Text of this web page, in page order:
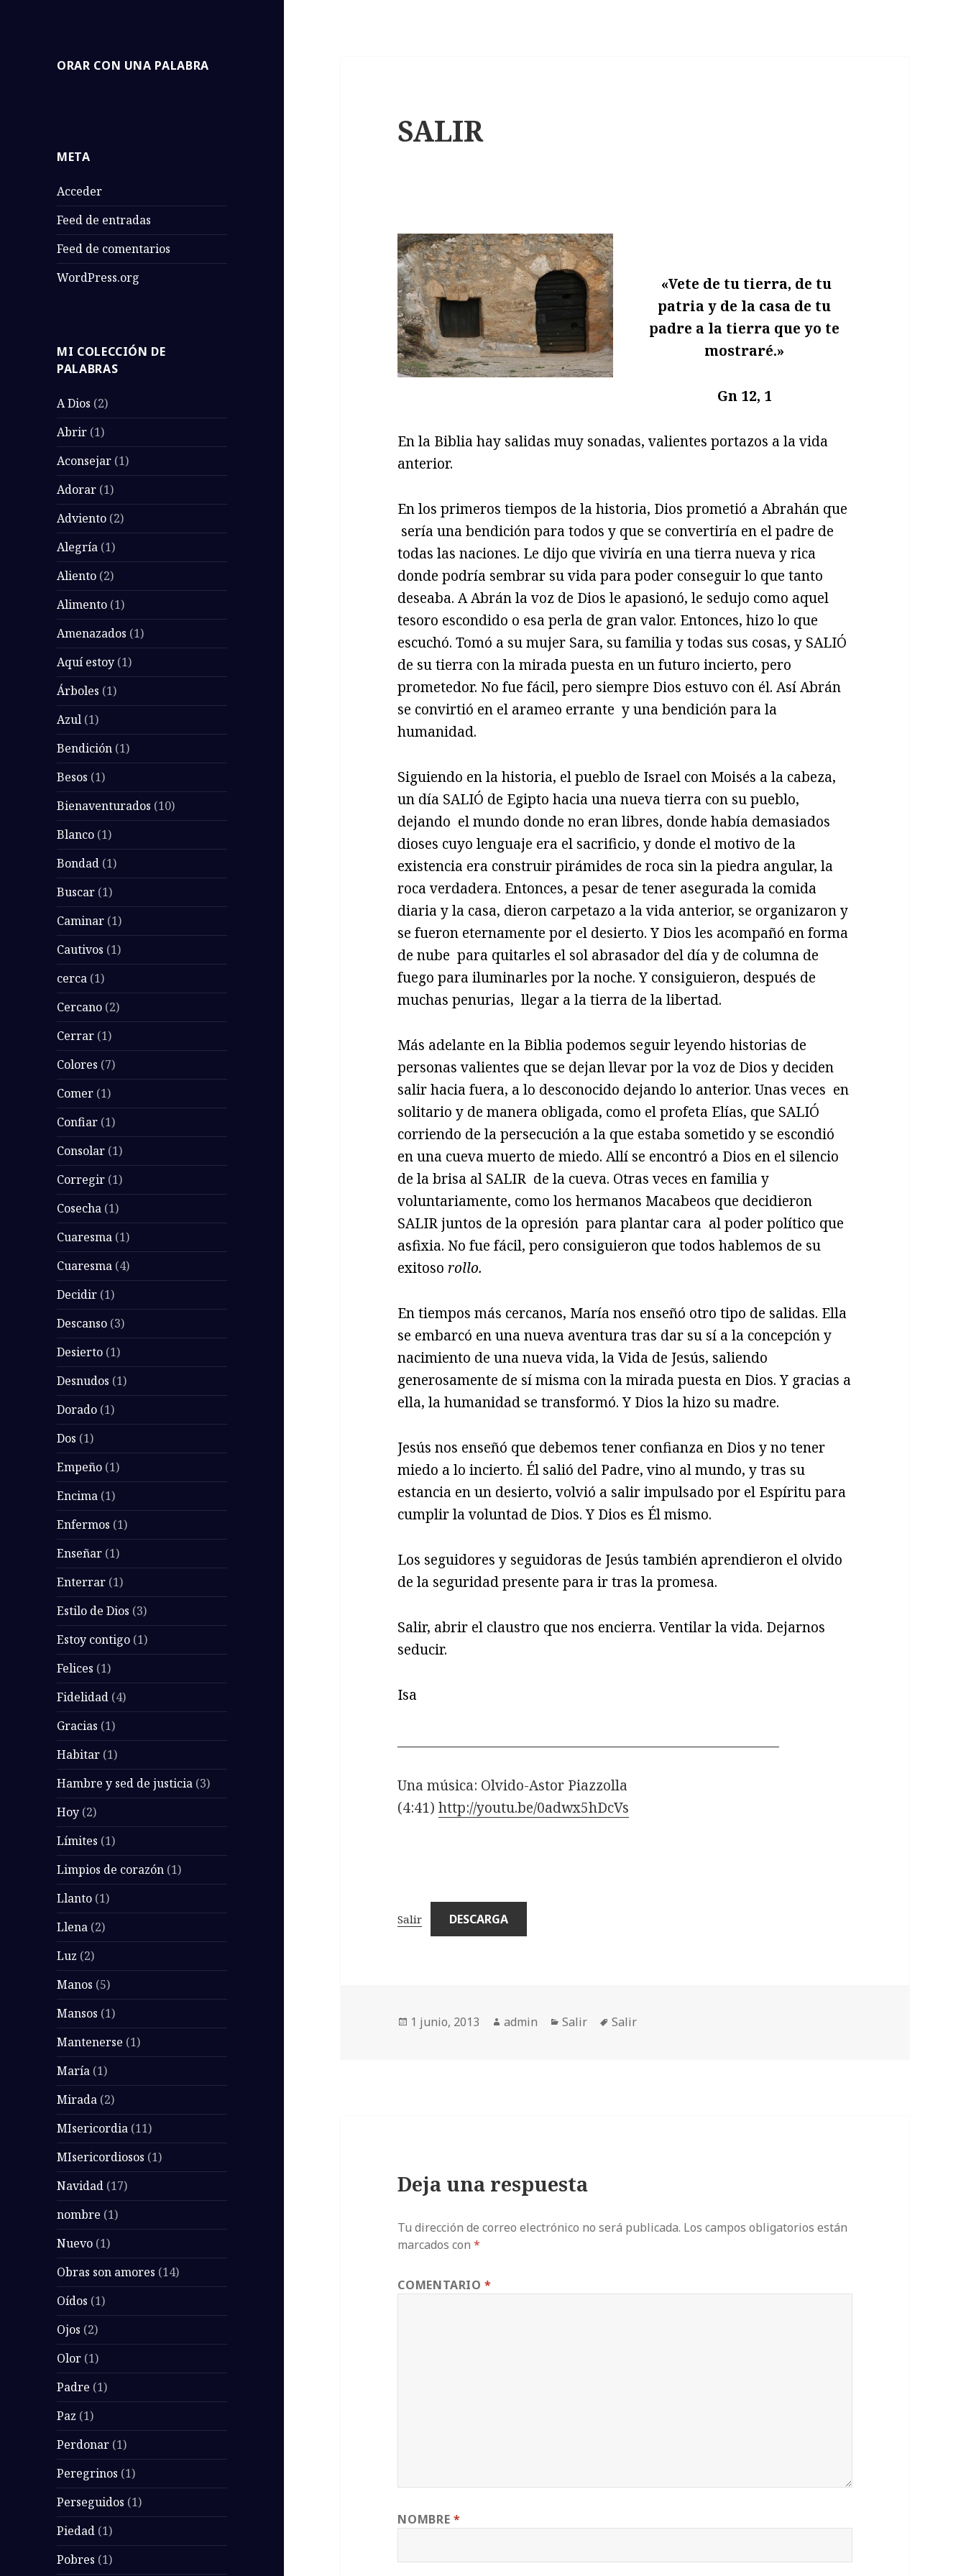
Orar con una
Una Palabra de la Biblia para
ORAR CON UNA PALABRA
META
Acceder
Feed de entradas
Feed de comentarios
WordPress.org
MI COLECCIÓN DE
PALABRAS
A Dios (2)
Abrir (1)
Aconsejar (1)
Adorar (1)
Adviento (2)
Alegría (1)
Aliento (2)
Alimento (1)
Amenazados (1)
Aquí estoy (1)
Árboles (1)
Azul (1)
Bendición (1)
Besos (1)
Bienaventurados (10)
Blanco (1)
Bondad (1)
Buscar (1)
Caminar (1)
Cautivos (1)
cerca (1)
Cercano (2)
Cerrar (1)
Colores (7)
Comer (1)
Confiar (1)
Consolar (1)
Corregir (1)
Cosecha (1)
Cuaresma (1)
Cuaresma (4)
Decidir (1)
Descanso (3)
Desierto (1)
Desnudos (1)
Dorado (1)
Dos (1)
Empeño (1)
Encima (1)
Enfermos (1)
Enseñar (1)
Enterrar (1)
Estilo de Dios (3)
Estoy contigo (1)
Felices (1)
Fidelidad (4)
Gracias (1)
Habitar (1)
Hambre y sed de justicia (3)
Hoy (2)
Límites (1)
Limpios de corazón (1)
Llanto (1)
Llena (2)
Luz (2)
Manos (5)
Mansos (1)
Mantenerse (1)
María (1)
Mirada (2)
MIsericordia (11)
MIsericordiosos (1)
Navidad (17)
nombre (1)
Nuevo (1)
Obras son amores (14)
Oídos (1)
Ojos (2)
Olor (1)
Padre (1)
Paz (1)
Perdonar (1)
Peregrinos (1)
Perseguidos (1)
Piedad (1)
Pobres (1)
SALIR
«Vete de tu tierra, de tu
patria y de la casa de tu
padre a la tierra que yo te
mostraré.»
Gn 12, 1
En la Biblia hay salidas muy sonadas, valientes portazos a la vida
anterior.
En los primeros tiempos de la historia, Dios prometió a Abrahán que
sería una bendición para todos y que se convertiría en el padre de
todas las naciones. Le dijo que viviría en una tierra nueva y rica
donde podría sembrar su vida para poder conseguir lo que tanto
deseaba. A Abrán la voz de Dios le apasionó, le sedujo como aquel
tesoro escondido o esa perla de gran valor. Entonces, hizo lo que
escuchó. Tomó a su mujer Sara, su familia y todas sus cosas, y SALIÓ
de su tierra con la mirada puesta en un futuro incierto, pero
prometedor. No fue fácil, pero siempre Dios estuvo con él. Así Abrán
se convirtió en el arameo errante y una bendición para la
humanidad.
Siguiendo en la historia, el pueblo de Israel con Moisés a la cabeza,
un día SALIÓ de Egipto hacia una nueva tierra con su pueblo,
dejando el mundo donde no eran libres, donde había demasiados
dioses cuyo lenguaje era el sacrificio, y donde el motivo de la
existencia era construir pirámides de roca sin la piedra angular, la
roca verdadera. Entonces, a pesar de tener asegurada la comida
diaria y la casa, dieron carpetazo a la vida anterior, se organizaron y
se fueron eternamente por el desierto. Y Dios les acompañó en forma
de nube para quitarles el sol abrasador del día y de columna de
fuego para iluminarles por la noche. Y consiguieron, después de
muchas penurias, llegar a la tierra de la libertad.
Más adelante en la Biblia podemos seguir leyendo historias de
personas valientes que se dejan llevar por la voz de Dios y deciden
salir hacia fuera, a lo desconocido dejando lo anterior. Unas veces en
solitario y de manera obligada, como el profeta Elías, que SALIÓ
corriendo de la persecución a la que estaba sometido y se escondió
en una cueva muerto de miedo. Allí se encontró a Dios en el silencio
de la brisa al SALIR de la cueva. Otras veces en familia y
voluntariamente, como los hermanos Macabeos que decidieron
SALIR juntos de la opresión para plantar cara al poder político que
asfixia. No fue fácil, pero consiguieron que todos hablemos de su
exitoso rollo.
En tiempos más cercanos, María nos enseñó otro tipo de salidas. Ella
se embarcó en una nueva aventura tras dar su sí a la concepción y
nacimiento de una nueva vida, la Vida de Jesús, saliendo
generosamente de sí misma con la mirada puesta en Dios. Y gracias a
ella, la humanidad se transformó. Y Dios la hizo su madre.
Jesús nos enseñó que debemos tener confianza en Dios y no tener
miedo a lo incierto. Él salió del Padre, vino al mundo, y tras su
estancia en un desierto, volvió a salir impulsado por el Espíritu para
cumplir la voluntad de Dios. Y Dios es Él mismo.
Los seguidores y seguidoras de Jesús también aprendieron el olvido
de la seguridad presente para ir tras la promesa.
Salir, abrir el claustro que nos encierra. Ventilar la vida. Dejarnos
seducir.
Isa
Una música: Olvido-Astor Piazzolla
(4:41)http://youtu.be/0adwx5hDcVs
Salir DESCARGA
Publicado
1 junio, 2013 Autor
admin Categorías
Salir Etiquetas
Salir
Deja una respuesta
Tu dirección de correo electrónico no será publicada. Los campos obligatorios están
marcados con*
COMENTARIO*
NOMBRE *